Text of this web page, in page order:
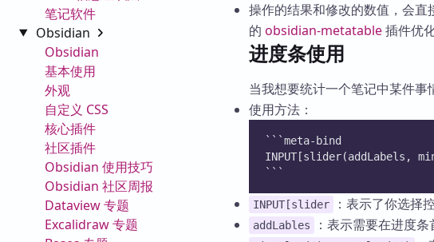
笔记软件
Obsidian
Obsidian
基本使用
外观
自定义 CSS
核心插件
社区插件
Obsidian 使用技巧
Obsidian 社区周报
Dataview 专题
Excalidraw 专题
操作的结果和修改的数值，会
的 obsidian-metatable插件优
进度条使用
当我想要统计一个笔记中某件事
使用方法：
```meta-bind
INPUT[slider(addLabels,
```
INPUT[slider ：表示了你选择
addLables ：表示需要在进度